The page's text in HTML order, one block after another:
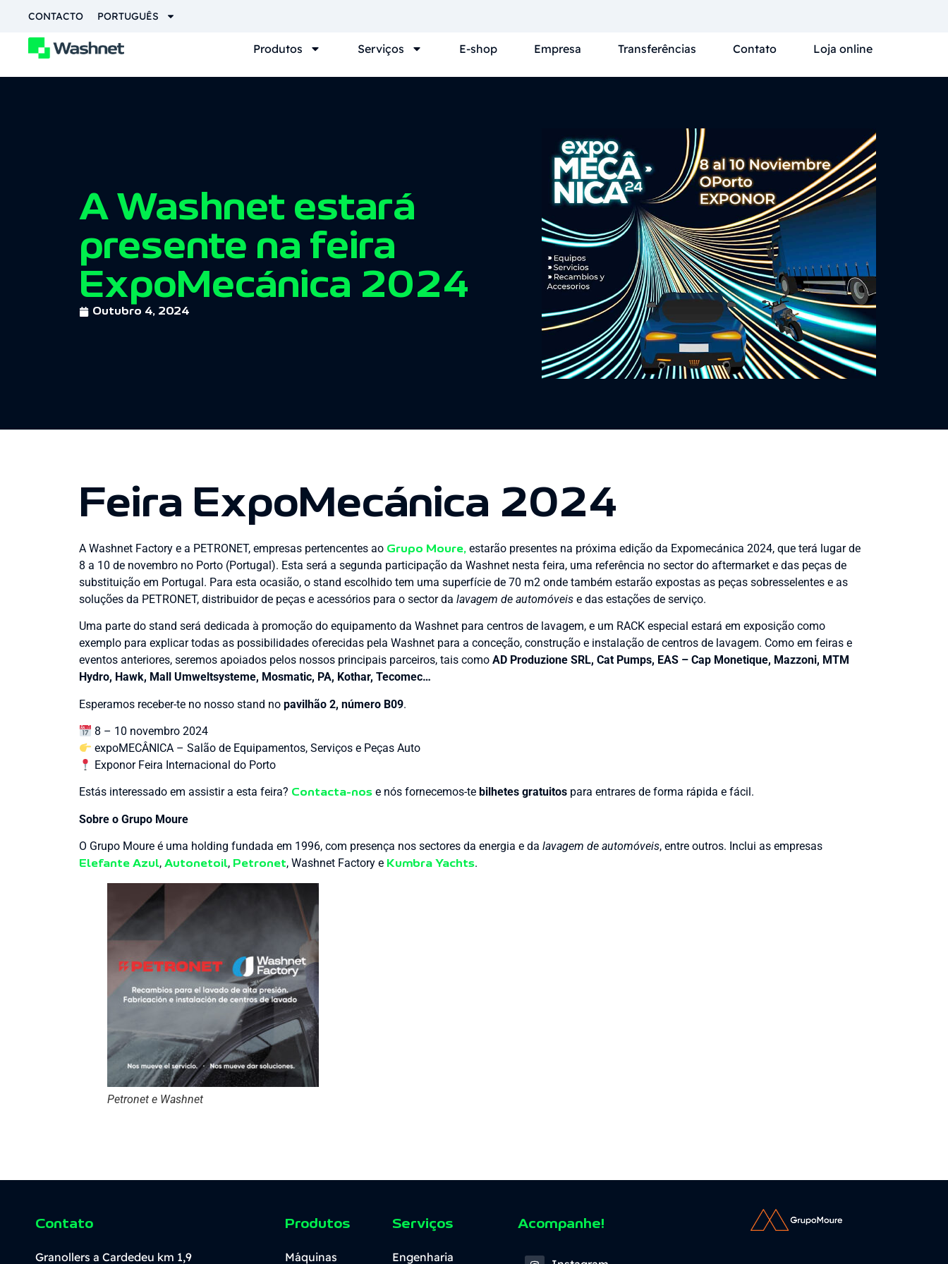
CONTACTO PORTUGUÊS
Produtos Serviços E-shop Empresa Transferências Contato Loja online
A Washnet estará
presente na feira
ExpoMecánica 2024
Outubro 4, 2024
Feira ExpoMecánica 2024
A Washnet Factory e a PETRONET, empresas pertencentes ao Grupo Moure, estarão presentes na próxima edição da Expomecánica 2024, que terá lugar de
8 a 10 de novembro no Porto (Portugal). Esta será a segunda participação da Washnet nesta feira, uma referência no sector do aftermarket e das peças de
substituição em Portugal. Para esta ocasião, o stand escolhido tem uma superfície de 70 m2 onde também estarão expostas as peças sobresselentes e as
soluções da PETRONET, distribuidor de peças e acessórios para o sector da lavagem de automóveis e das estações de serviço.
Uma parte do stand será dedicada à promoção do equipamento da Washnet para centros de lavagem, e um RACK especial estará em exposição como
exemplo para explicar todas as possibilidades oferecidas pela Washnet para a conceção, construção e instalação de centros de lavagem. Como em feiras e
eventos anteriores, seremos apoiados pelos nossos principais parceiros, tais como AD Produzione SRL, Cat Pumps, EAS – Cap Monetique, Mazzoni, MTM
Hydro, Hawk, Mall Umweltsysteme, Mosmatic, PA, Kothar, Tecomec…
Esperamos receber-te no nosso stand no pavilhão 2, número B09.
8 – 10 novembro 2024
expoMECÂNICA – Salão de Equipamentos, Serviços e Peças Auto
Exponor Feira Internacional do Porto
Estás interessado em assistir a esta feira? Contacta-nos e nós fornecemos-te bilhetes gratuitos para entrares de forma rápida e fácil.
Sobre o Grupo Moure
O Grupo Moure é uma holding fundada em 1996, com presença nos sectores da energia e da lavagem de automóveis, entre outros. Inclui as empresas
Elefante Azul, Autonetoil, Petronet, Washnet Factory e Kumbra Yachts.
Petronet e Washnet
Contato
Granollers a Cardedeu km 1,9
Produtos
Máquinas
Serviços
Engenharia
Acompanhe!